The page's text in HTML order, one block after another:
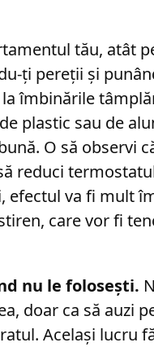
tău, atât
ți pereții și
îmbinările
plastic sau de
O să observi
reduci
efectul va fi mult
care vor fi
nu le folosești.
doar ca să auzi
Același lucru